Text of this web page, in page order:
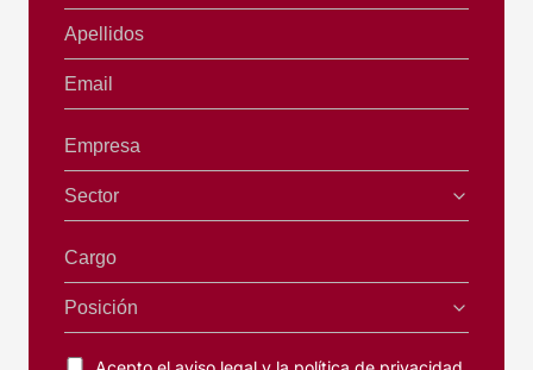
Apellidos
Email
Empresa
Sector
Cargo
Posición